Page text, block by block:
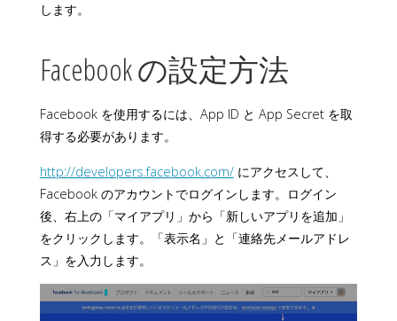
します。
Facebook の設定方法
Facebook を使用するには、App ID と App Secret を取
得する必要があります。
http://developers.facebook.com/にアクセスして、
Facebook のアカウントでログインします。ログイン
後、右上の「マイアプリ」から「新しいアプリを追加」
をクリックします。「表示名」と「連絡先メールアドレ
ス」を入力します。